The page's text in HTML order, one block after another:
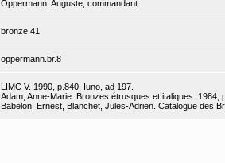
Oppermann, Auguste, commandant
bronze.41
oppermann.br.8
LIMC V. 1990, p.840, Iuno, ad 197.
Adam, Anne-Marie. Bronzes étrusques et italiques. 1984,
Babelon, Ernest, Blanchet, Jules-Adrien. Catalogue des